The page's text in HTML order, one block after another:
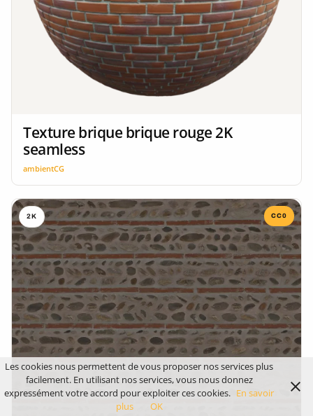
Texture brique brique rouge 2K
seamless
ambientCG
2K CC0
Les cookies nous permettent de vous proposer nos services plus
facilement. En utilisant nos services, vous nous donnez
expressément votre accord pour exploiter ces cookies. En savoir
plus
OK